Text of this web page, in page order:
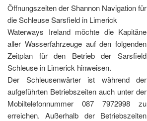
Öffnungszeiten der Shannon Navigation für
die Schleuse Sarsfield in Limerick
Waterways Ireland möchte die Kapitäne
aller Wasserfahrzeuge auf den folgenden
Zeitplan für den Betrieb der Sarsfield
Schleuse in Limerick hinweisen.
Der Schleusenwärter ist während der
aufgeführten Betriebszeiten auch unter der
Mobiltelefonnummer 087 7972998 zu
erreichen. Außerhalb der Betriebszeiten